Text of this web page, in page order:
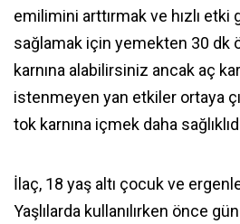
emilimini arttırmak ve hızlı
sağlamak için yemekten 30 dk
karnına alabilirsiniz ancak aç
istenmeyen yan etkiler ortaya
tok karnına içmek daha
İlaç, 18 yaş altı çocuk ve
Yaşlılarda kullanılırken önce